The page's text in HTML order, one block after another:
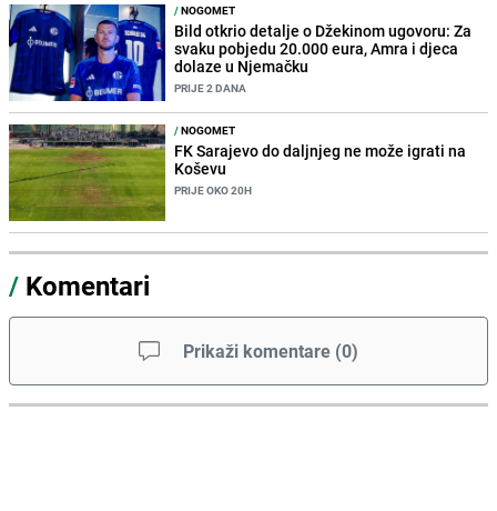
/NOGOMET
Bild otkrio detalje o Džekinom ugovoru: Za
svaku pobjedu 20.000 eura, Amra i djeca
dolaze u Njemačku
PRIJE 2 DANA
/NOGOMET
FK Sarajevo do daljnjeg ne može igrati na
Koševu
PRIJE OKO 20H
/ Komentari
Prikaži komentare (0)